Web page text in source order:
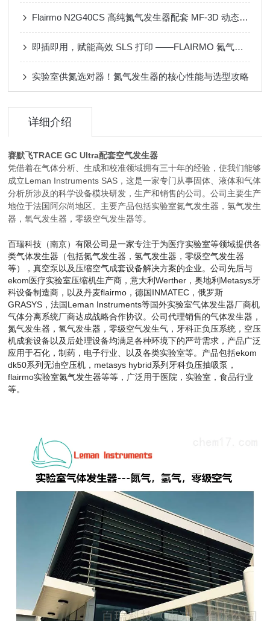
Flairmo N2G40CS 高纯氮气发生器配套 MF-3D 动态配气装置应用案例
即插即用，赋能高效 SLS 打印 ——FLAIRMO 氮气发生器应用成功案例
实验室供氮选对器！氮气发生器的核心性能与选型攻略
详细介绍
赛默飞TRACE GC Ultra配套空气发生器
凭借着在气体分析、生成和校准领域拥有三十年的经验，使我们能够
成立Leman Instruments SAS，这是一家专门从事固体、液体和气体
分析所涉及的科学设备模块研发，生产和销售的公司。公司主要生产
地位于法国阿尔尚地区。主要产品包括实验室氮气发生器，氢气发生
器，氧气发生器，零级空气发生器等。
百瑞科技（南京）有限公司是一家专注于为医疗实验室等领域提供各
类气体发生器（包括氮气发生器，氢气发生器，零级空气发生器
等），真空泵以及压缩空气成套设备解决方案的企业。公司先后与
ekom医疗实验室压缩机生产商，意大利Werther，奥地利Metasys牙
科设备制造商，以及丹麦flairmo，德国INMATEC，俄罗斯
GRASYS，法国Leman Instruments等国外实验室气体发生器厂商机
气体分离系统厂商达成战略合作协议。公司代理销售的气体发生器，
氮气发生器，氢气发生器，零级空气发生气，牙科正负压系统，空压
机成套设备以及后处理设备均满足各种环境下的严苛需求，产品广泛
应用于石化，制药，电子行业、以及各类实验室等。产品包括ekom
dk50系列无油空压机，metasys hybrid系列牙科负压抽吸泵，
flairmo实验室氮气发生器等等，广泛用于医院，实验室，食品行业
等。